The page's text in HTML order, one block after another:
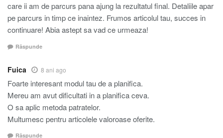
care ii am de parcurs pana ajung la rezultatul final. Detaliile apar
pe parcurs in timp ce inaintez. Frumos articolul tau, succes in
continuare! Abia astept sa vad ce urmeaza!
Răspunde
Fuica 8 ani ago
Foarte interesant modul tau de a planifica.
Mereu am avut dificultati in a planifica ceva.
O sa aplic metoda patratelor.
Multumesc pentru articolele valoroase oferite.
Răspunde